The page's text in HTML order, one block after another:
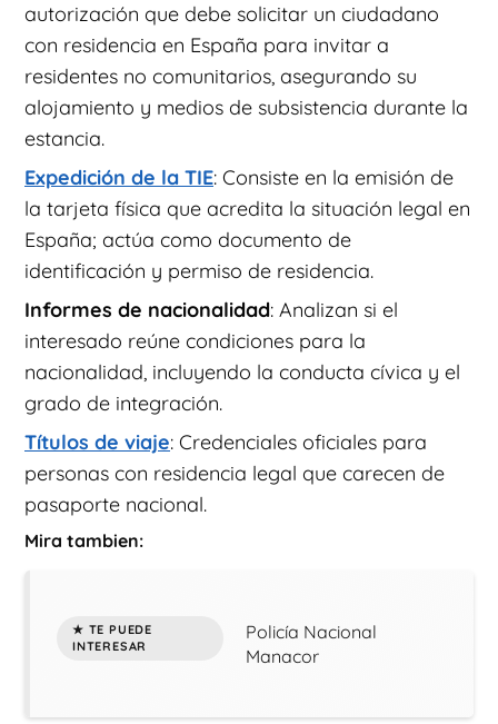
autorización que debe solicitar un ciudadano
con residencia en España para invitar a
residentes no comunitarios, asegurando su
alojamiento y medios de subsistencia durante la
estancia.
Expedición de la TIE: Consiste en la emisión de
la tarjeta física que acredita la situación legal en
España; actúa como documento de
identificación y permiso de residencia.
Informes de nacionalidad: Analizan si el
interesado reúne condiciones para la
nacionalidad, incluyendo la conducta cívica y el
grado de integración.
Títulos de viaje: Credenciales oficiales para
personas con residencia legal que carecen de
pasaporte nacional.
Mira tambien:
Policía Nacional
Manacor